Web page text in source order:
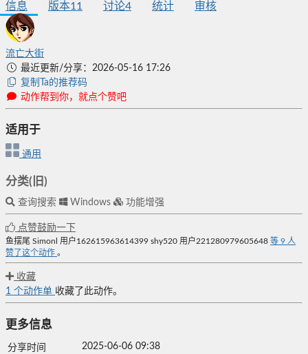
信息 版本11 讨论4 统计 审核
流亡大街
最近更新/分享：2026-05-16 17:26
复制Ta的推荐码
动作帮到你，就点个赞吧
适用于
通用
分类(旧)
查询搜索 Windows 功能增强
点赞鼓励一下
鱼摆尾 Simonl 用户162615963614399 shy520 用户221280979605648 等 9 人
赞了这个动作 。
收藏
1 个动作单 收藏了此动作。
更多信息
分享时间
2025-06-06 09:38